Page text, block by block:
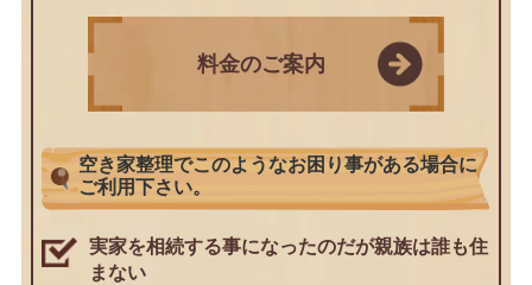
料金のご案内
空き家整理でこのようなお困り事がある場合に
ご利用下さい。
実家を相続する事になったのだが親族は誰も住
まない